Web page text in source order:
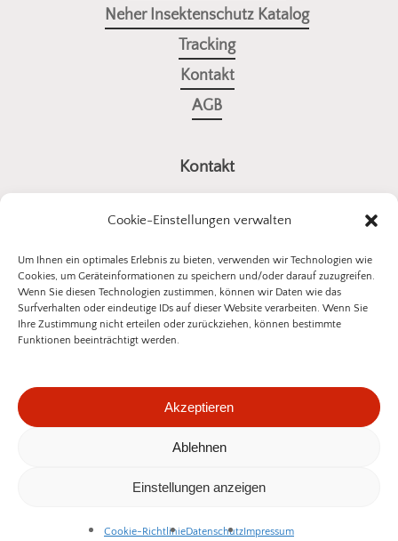
Cookie-Einstellungen verwalten
Um Ihnen ein optimales Erlebnis zu bieten, verwenden wir Technologien wie
Cookies, um Geräteinformationen zu speichern und/oder darauf zuzugreifen.
Wenn Sie diesen Technologien zustimmen, können wir Daten wie das
Surfverhalten oder eindeutige IDs auf dieser Website verarbeiten. Wenn Sie
Ihre Zustimmung nicht erteilen oder zurückziehen, können bestimmte
Funktionen beeinträchtigt werden.
Akzeptieren
Ablehnen
Einstellungen anzeigen
Cookie-RichtlinieDatenschutzImpressum
Zwischensumme:
Neher Insektenschutz Katalog
Tracking
Kontakt
AGB
Kontakt
Stuttgarter Straße 10
73614 Schorndorf
E-Mail:kontakt@insektenschutz-bestellen.de
Datenschutzerklärung
Impressum